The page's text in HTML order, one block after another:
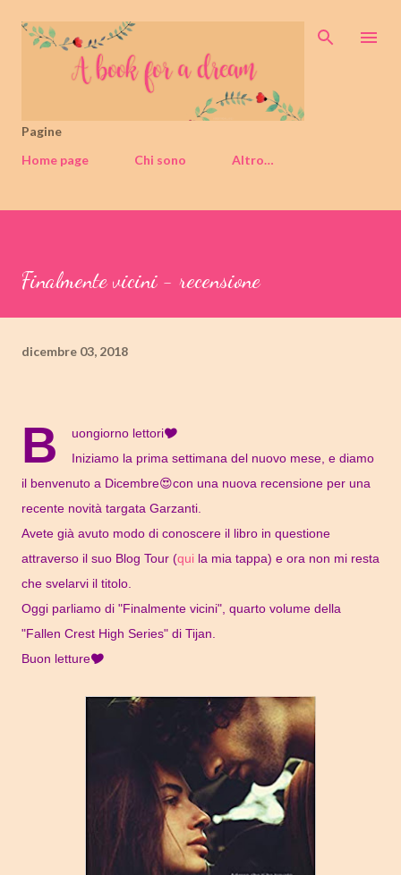
Passa ai contenuti principali
Pagine
Home page
Chi sono Altro…
Finalmente vicini - recensione
dicembre 03, 2018
B
uongiorno lettori🎔
Iniziamo la prima settimana del nuovo mese, e diamo
il benvenuto a Dicembre😍con una nuova recensione per una
recente novità targata Garzanti.
Avete già avuto modo di conoscere il libro in questione
attraverso il suo Blog Tour (qui la mia tappa) e ora non mi resta
che svelarvi il titolo.
Oggi parliamo di "Finalmente vicini", quarto volume della
"Fallen Crest High Series" di Tijan.
Buon letture🎔